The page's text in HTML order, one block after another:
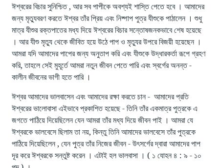
ঈশ্বরের বিচার সুনিশ্চিত , আর সব পাপীকে অবশ্যই শাস্তি পেতে হবে । আমাদের
জন্য মৃত্যুবরণ করতে ঈশ্বর তাঁর প্রিয় এবং নিষ্পাপ পুত্র যীশুকে পাঠালেন । শুধু
মাত্র যীশুর রক্তপাতের মধ্য দিয়ে ঈশ্বরের বিচার সন্তোষজনকভাবে শেষ হয়েছে
। আর যীশু মৃত্যু থেকে জীবিত হয়ে উঠে পাপ ও মৃত্যুর উপরে বিজয়ী হয়েছেন ।
আমরা যদি আমাদের পাপের জন্য অনুতাপ করি এবং যীশুকে উদ্ধারকর্তা রূপে গ্রহণ
করি, তাহলে সেই মুহূর্তে আমরা নতুন জীবন পেতে পারি এবং স্বর্গের অনন্ত -
কালীন জীবনের ভাগী হতে পারি ।
ঈশ্বর আমাদের ভালবাসেন এবং আমাদের রক্ষা করতে চান - ‌ আমাদের প্রতি
ঈশ্বরের ভালোবাসা এইভাবে প্রকাশিত হয়েছে - তিনি তাঁর একমাত্র পুত্রকে এ
জগতে পাঠিয়ে দিয়েছিলেন যেন আমরা তাঁর মধ্য দিয়ে জীবন পাই । আমরা যে
ঈশ্বরকে ভালবেসে ছিলাম তা নয়, কিন্তু তিনি আমাদের ভালবেসে তাঁর পুত্রকে
পাঠিয়ে দিয়েছিলেন , যেন পুত্র তাঁর নিজের জীবন - উৎসর্গের দ্বারা আমাদের পাপ
দূর করে ঈশ্বরকে সন্তুষ্ট করেন । এটাই হল ভালবাসা । ( ১ যোহন ৪ : ৯ - ১০